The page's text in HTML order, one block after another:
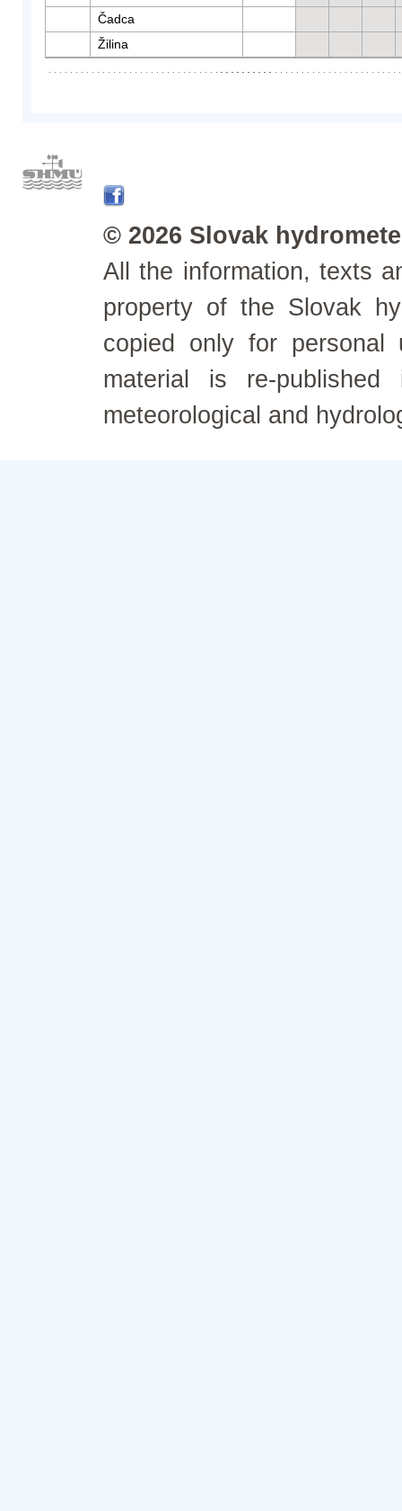
Čadca
Žilina
© 2026 Slovak
All the information, texts
property of the Slovak
copied only for personal
material is re-
meteorological and